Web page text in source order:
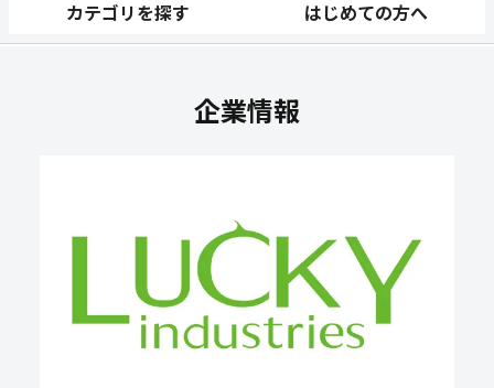
カテゴリを探す はじめての方へ
企業情報